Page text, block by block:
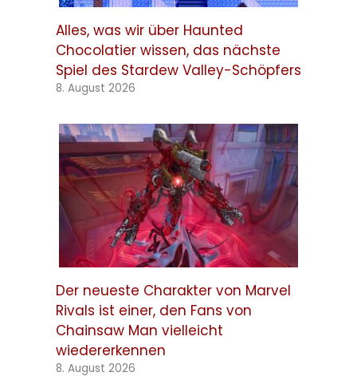
Alles, was wir über Haunted
Chocolatier wissen, das nächste
Spiel des Stardew Valley-Schöpfers
8. August 2026
Der neueste Charakter von Marvel
Rivals ist einer, den Fans von
Chainsaw Man vielleicht
wiedererkennen
8. August 2026